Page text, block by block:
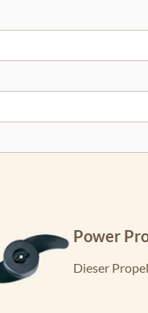
Power
Dieser